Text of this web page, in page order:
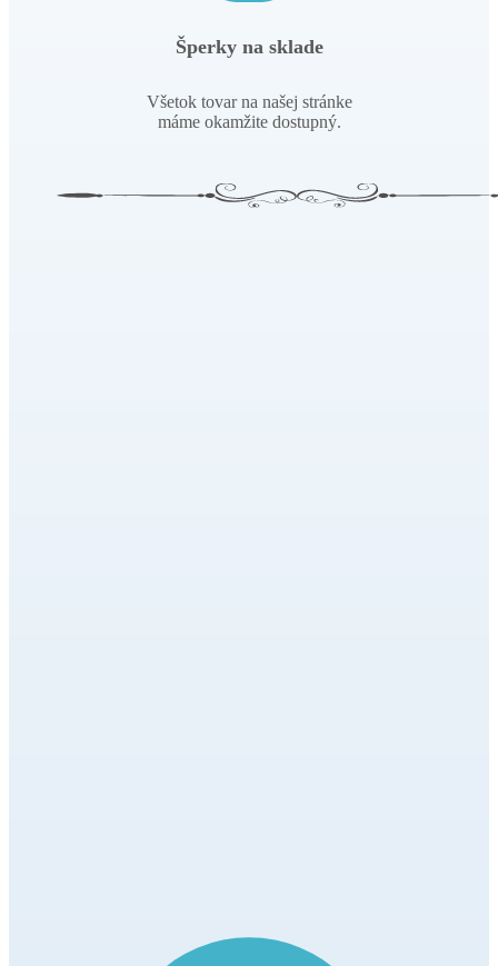
Šperky na sklade
Všetok tovar na našej stránke
máme okamžite dostupný.